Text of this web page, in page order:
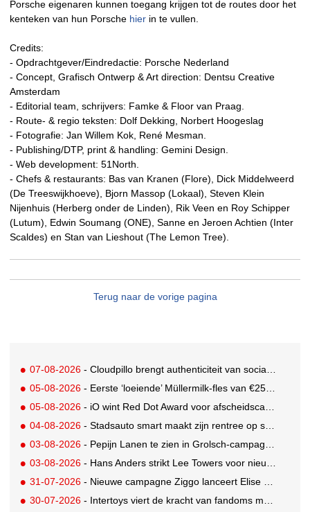
Porsche eigenaren kunnen toegang krijgen tot de routes door het
kenteken van hun Porsche hier in te vullen.
Credits:
- Opdrachtgever/Eindredactie: Porsche Nederland
- Concept, Grafisch Ontwerp & Art direction: Dentsu Creative
Amsterdam
- Editorial team, schrijvers: Famke & Floor van Praag.
- Route- & regio teksten: Dolf Dekking, Norbert Hoogeslag
- Fotografie: Jan Willem Kok, René Mesman.
- Publishing/DTP, print & handling: Gemini Design.
- Web development: 51North.
- Chefs & restaurants: Bas van Kranen (Flore), Dick Middelweerd
(De Treeswijkhoeve), Bjorn Massop (Lokaal), Steven Klein
Nijenhuis (Herberg onder de Linden), Rik Veen en Roy Schipper
(Lutum), Edwin Soumang (ONE), Sanne en Jeroen Achtien (Inter
Scaldes) en Stan van Lieshout (The Lemon Tree).
Terug naar de vorige pagina
07-08-2026 - Cloudpillo brengt authenticiteit van social naar tv
05-08-2026 - Eerste ‘loeiende’ Müllermilk-fles van €25.000,- gevonden
05-08-2026 - iO wint Red Dot Award voor afscheidscampagne Peter Houtman bij Feyenoord
04-08-2026 - Stadsauto smart maakt zijn rentree op straat met een wereldwijde muurschilderingcampagne
03-08-2026 - Pepijn Lanen te zien in Grolsch-campagne voor nieuwe Grolsch CAL
03-08-2026 - Hans Anders strikt Lee Towers voor nieuwe campagne
31-07-2026 - Nieuwe campagne Ziggo lanceert Elise Schaap als expert over de Nederlandse voetbalbeleving
30-07-2026 - Intertoys viert de kracht van fandoms met nieuwe social media campagne rondom Olivia Rodrigo